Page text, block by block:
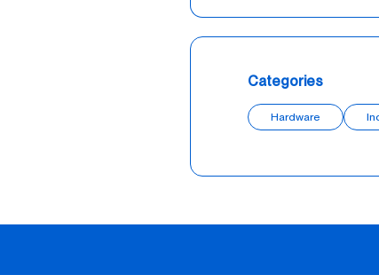
Categories
Hardware